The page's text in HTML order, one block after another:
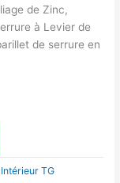
de Zinc,
à Levier de
de serrure en
TG